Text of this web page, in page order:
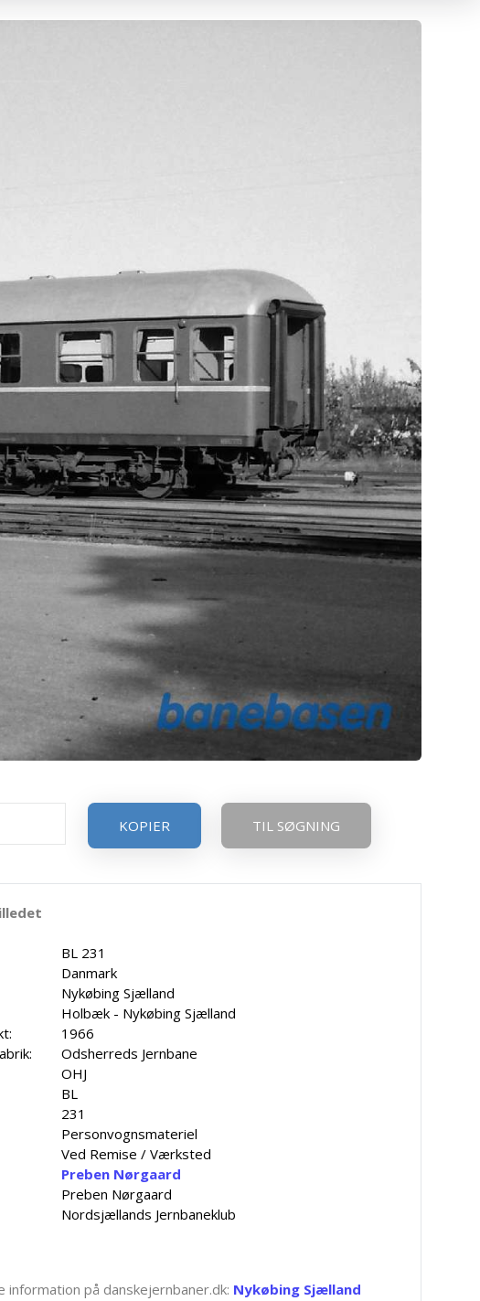
KOPIER
TIL SØGNING
BL 231
Danmark
Nykøbing Sjælland
Holbæk - Nykøbing Sjælland
1966
Odsherreds Jernbane
OHJ
BL
231
Personvognsmateriel
Ved Remise / Værksted
Preben Nørgaard
Preben Nørgaard
Nordsjællands Jernbaneklub
information på danskejernbaner.dk: Nykøbing Sjælland